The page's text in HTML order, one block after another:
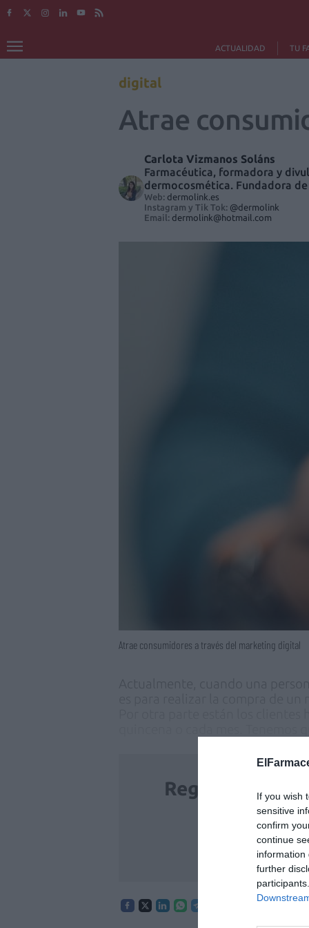
If you wish
sensitive
confirm
continue
information
further
ACTUALIDAD TU
digital
Atrae
Carlota Vizmanos Soláns
Farmacéutica, formadora y
dermocosmética. Fundadora
Web: dermolink.es
Instagram y Tik Tok: @dermolink
Email: dermolink@hotmail.com
Atrae consumidores a través del marketing digital
Regístrate